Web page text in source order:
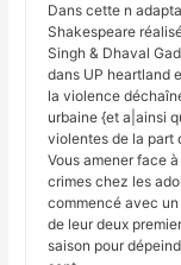
Dans cette n
Shakespeare
Singh & Dhaval
dans UP heartland
la violence
urbaine {et a|ainsi
violentes de la part
Vous amener face
crimes chez les
commencé avec
de leur deux
saison pour